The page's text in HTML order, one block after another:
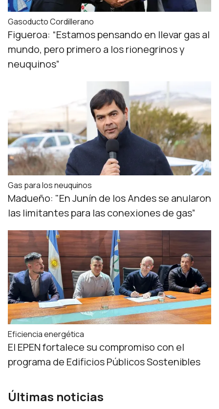
Gasoducto Cordillerano
Figueroa: “Estamos pensando en llevar gas al
mundo, pero primero a los rionegrinos y
neuquinos”
Gas para los neuquinos
Madueño: "En Junín de los Andes se anularon
las limitantes para las conexiones de gas”
Eficiencia energética
El EPEN fortalece su compromiso con el
programa de Edificios Públicos Sostenibles
Últimas noticias